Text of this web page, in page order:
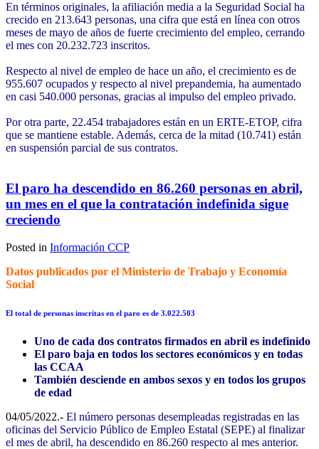
En términos originales, la afiliación media a la Seguridad Social ha
crecido en 213.643 personas, una cifra que está en línea con otros
meses de mayo de años de fuerte crecimiento del empleo, cerrando
el mes con 20.232.723 inscritos.
Respecto al nivel de empleo de hace un año, el crecimiento es de
955.607 ocupados y respecto al nivel prepandemia, ha aumentado
en casi 540.000 personas, gracias al impulso del empleo privado.
Por otra parte, 22.454 trabajadores están en un ERTE-ETOP, cifra
que se mantiene estable. Además, cerca de la mitad (10.741) están
en suspensión parcial de sus contratos.
El paro ha descendido en 86.260 personas en abril,
un mes en el que la contratación indefinida sigue
creciendo
Posted in Información CCP
Datos publicados por el Ministerio de Trabajo y Economía
Social
El total de personas inscritas en el paro es de 3.022.503
Uno de cada dos contratos firmados en abril es indefinido
El paro baja en todos los sectores económicos y en todas
las CCAA
También desciende en ambos sexos y en todos los grupos
de edad
04/05/2022.- El número personas desempleadas registradas en las
oficinas del Servicio Público de Empleo Estatal (SEPE) al finalizar
el mes de abril, ha descendido en 86.260 respecto al mes anterior.